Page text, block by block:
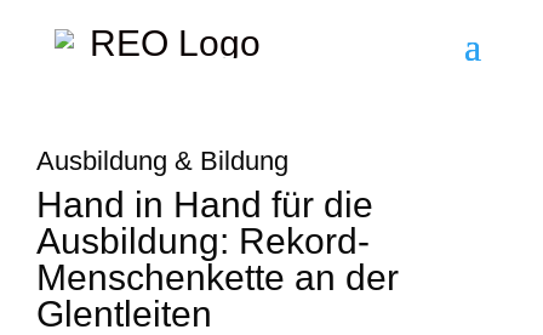
Ausbildung & Bildung
Hand in Hand für die
Ausbildung: Rekord-
Menschenkette an der
Glentleiten